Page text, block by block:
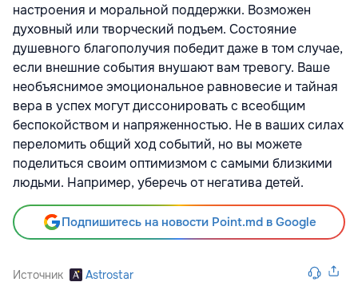
настроения и моральной поддержки. Возможен
духовный или творческий подъем. Состояние
душевного благополучия победит даже в том случае,
если внешние события внушают вам тревогу. Ваше
необъяснимое эмоциональное равновесие и тайная
вера в успех могут диссонировать с всеобщим
беспокойством и напряженностью. Не в ваших силах
переломить общий ход событий, но вы можете
поделиться своим оптимизмом с самыми близкими
людьми. Например, уберечь от негатива детей.
Подпишитесь на новости Point.md в Google
Источник Astrostar